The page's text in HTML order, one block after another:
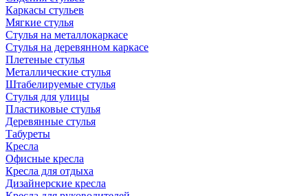
Каркасы стульев
Мягкие стулья
Стулья на металлокаркасе
Стулья на деревянном каркасе
Плетеные стулья
Металлические стулья
Штабелируемые стулья
Стулья для улицы
Пластиковые стулья
Деревянные стулья
Табуреты
Кресла
Офисные кресла
Кресла для отдыха
Дизайнерские кресла